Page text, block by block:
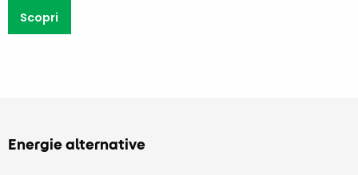
Scopri
Energie alternative